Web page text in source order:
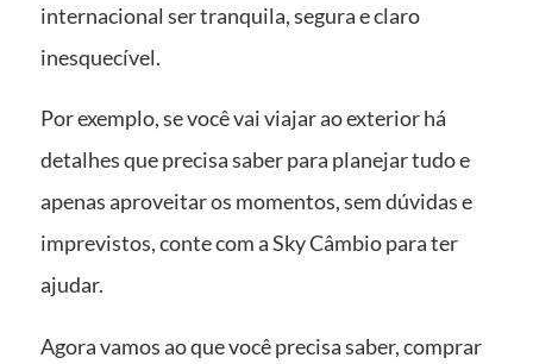
internacional ser tranquila, segura e claro
inesquecível.
Por exemplo, se você vai viajar ao exterior há
detalhes que precisa saber para planejar tudo e
apenas aproveitar os momentos, sem dúvidas e
imprevistos, conte com a Sky Câmbio para ter
ajudar.
Agora vamos ao que você precisa saber, comprar